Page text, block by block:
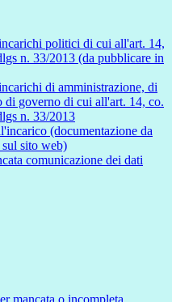
politici di cui all'art. 14,
n. 33/2013 (da pubblicare in
di amministrazione, di
di governo di cui all'art. 14, co.
n. 33/2013
(documentazione da
sito web)
comunicazione dei dati